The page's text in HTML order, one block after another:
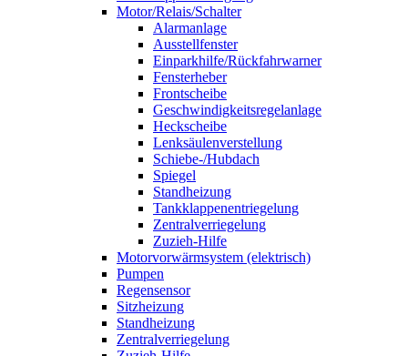
Motor/Relais/Schalter
Alarmanlage
Ausstellfenster
Einparkhilfe/Rückfahrwarner
Fensterheber
Frontscheibe
Geschwindigkeitsregelanlage
Heckscheibe
Lenksäulenverstellung
Schiebe-/Hubdach
Spiegel
Standheizung
Tankklappenentriegelung
Zentralverriegelung
Zuzieh-Hilfe
Motorvorwärmsystem (elektrisch)
Pumpen
Regensensor
Sitzheizung
Standheizung
Zentralverriegelung